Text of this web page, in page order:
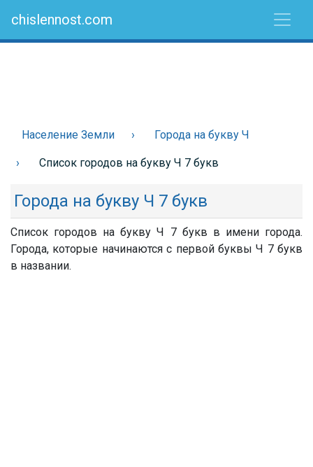
chislennost.com
Население Земли Города на букву Ч
Список городов на букву Ч 7 букв
Города на букву Ч 7 букв
Список городов на букву Ч 7 букв в имени города.
Города, которые начинаются с первой буквы Ч 7 букв
в названии.